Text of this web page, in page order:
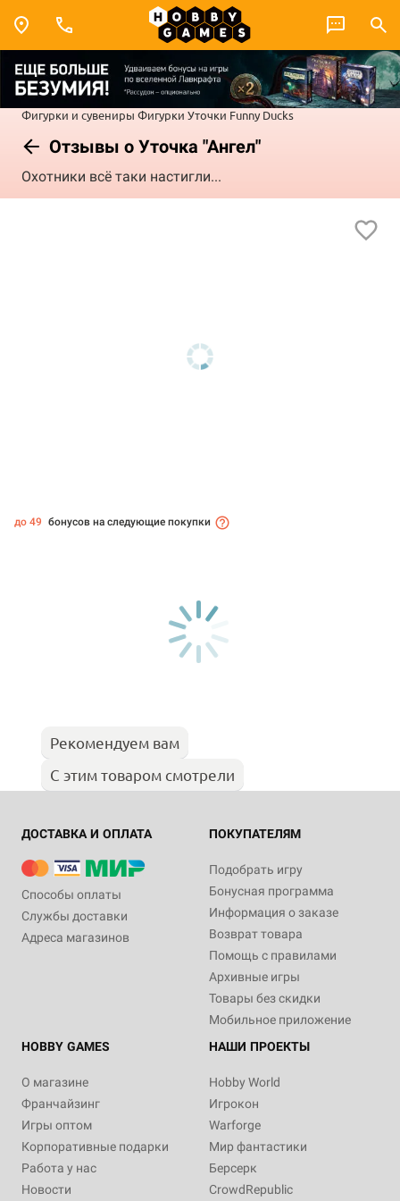
Фигурки и сувениры Фигурки Уточки Funny Ducks
Отзывы о Уточка "Ангел"
Охотники всё таки настигли...
до 49 бонусов на следующие покупки
Рекомендуем вам
С этим товаром смотрели
ДОСТАВКА И ОПЛАТА
Способы оплаты
Службы доставки
Адреса магазинов
ПОКУПАТЕЛЯМ
Подобрать игру
Бонусная программа
Информация о заказе
Возврат товара
Помощь с правилами
Архивные игры
Товары без скидки
Мобильное приложение
HOBBY GAMES
О магазине
Франчайзинг
Игры оптом
Корпоративные подарки
Работа у нас
Новости
НАШИ ПРОЕКТЫ
Hobby World
Игрокон
Warforge
Мир фантастики
Берсерк
CrowdRepublic